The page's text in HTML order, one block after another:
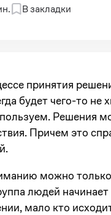
В закладки
принятия
будет чего-то
Решения
Причем это
можно
людей
мало кто